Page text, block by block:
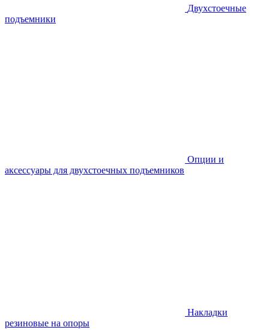
Двухстоечные
подъемники
Опции и
аксессуары для двухстоечных подъемников
Накладки
резиновые на опоры